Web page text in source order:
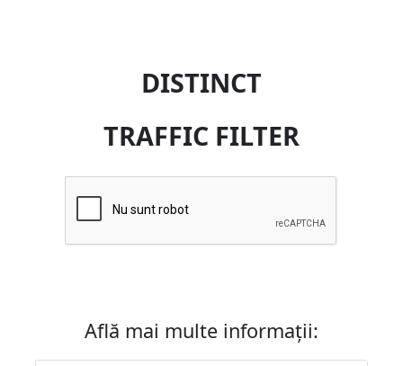
DISTINCT
TRAFFIC FILTER
Află mai multe informații: